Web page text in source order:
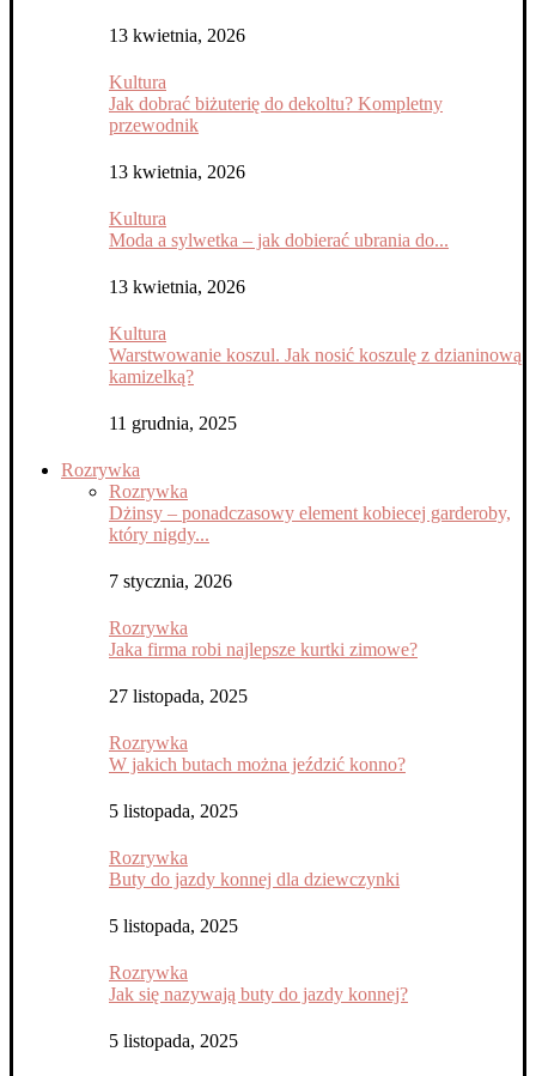
13 kwietnia, 2026
Kultura
Jak dobrać biżuterię do dekoltu? Kompletny
przewodnik
13 kwietnia, 2026
Kultura
Moda a sylwetka – jak dobierać ubrania do...
13 kwietnia, 2026
Kultura
Warstwowanie koszul. Jak nosić koszulę z dzianinową
kamizelką?
11 grudnia, 2025
Rozrywka
Rozrywka
Dżinsy – ponadczasowy element kobiecej garderoby,
który nigdy...
7 stycznia, 2026
Rozrywka
Jaka firma robi najlepsze kurtki zimowe?
27 listopada, 2025
Rozrywka
W jakich butach można jeździć konno?
5 listopada, 2025
Rozrywka
Buty do jazdy konnej dla dziewczynki
5 listopada, 2025
Rozrywka
Jak się nazywają buty do jazdy konnej?
5 listopada, 2025